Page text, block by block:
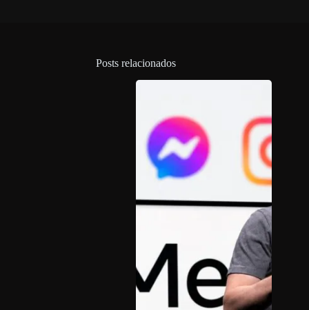
Posts relacionados